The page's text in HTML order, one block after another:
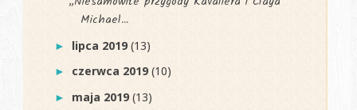
Michael...
► lipca 2019(13)
► czerwca 2019(10)
► maja 2019(13)